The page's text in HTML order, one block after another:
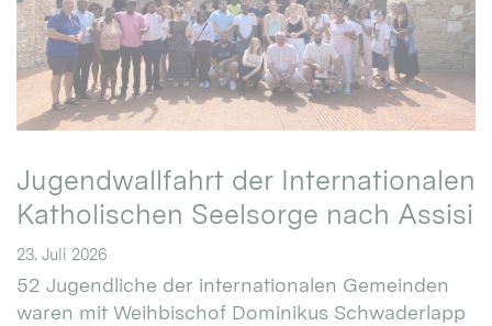
Jugendwallfahrt der Internationalen
Katholischen Seelsorge nach Assisi
23. Juli 2026
52 Jugendliche der internationalen Gemeinden
waren mit Weihbischof Dominikus Schwaderlapp